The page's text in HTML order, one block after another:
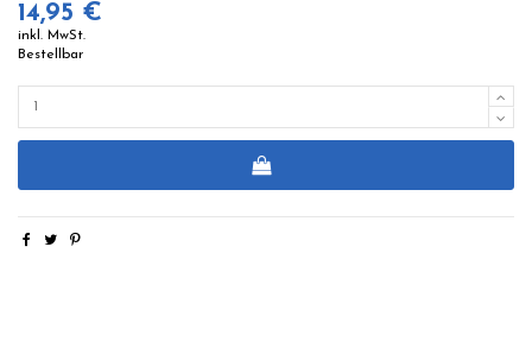
14,95 €
inkl. MwSt.
Bestellbar